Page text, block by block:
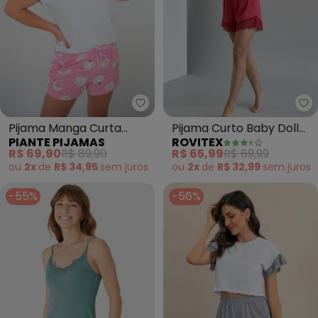
Piante Pijamas - Pijama Manga
Pijama Manga Curta
Liane Lua (Rosa)
PIANTE PIJAMAS
R$ 69,90R$ 89,90
ou 2x de R$ 34,95 sem juros
Pijama Curto Baby Doll
Poliamida Damana
(Vermelho)
ROVITEX
R$ 65,99R$ 69,99
ou 2x de R$ 32,99 sem juros
-55% -56%